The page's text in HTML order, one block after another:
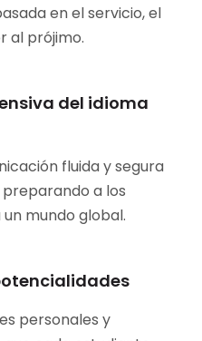
en el servicio, el
al prójimo.
del idioma
fluida y segura
a los
mundo global.
personales y